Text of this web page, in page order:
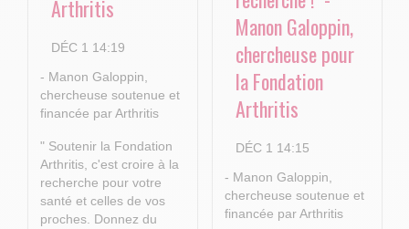
Arthritis
DÉC 1 14:19
- Manon Galoppin,
chercheuse soutenue et
financée par Arthritis
" Soutenir la Fondation
Arthritis, c'est croire à la
recherche pour votre
santé et celles de vos
proches. Donnez du
Manon Galoppin,
chercheuse pour
la Fondation
Arthritis
DÉC 1 14:15
- Manon Galoppin,
chercheuse soutenue et
financée par Arthritis